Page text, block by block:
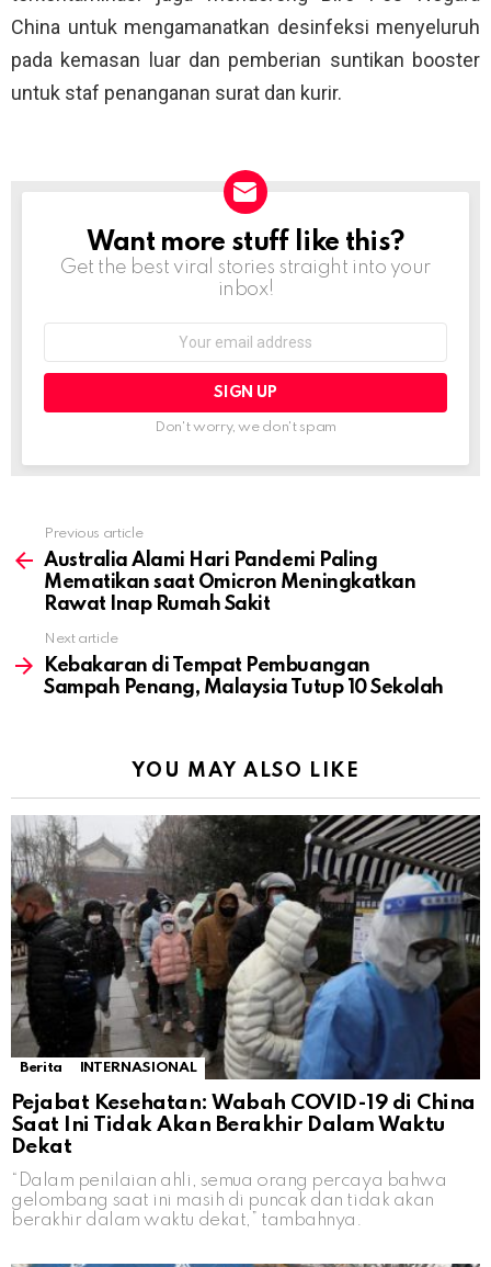
China untuk mengamanatkan desinfeksi menyeluruh
pada kemasan luar dan pemberian suntikan booster
untuk staf penanganan surat dan kurir.
NEWSLETTER
Want more stuff like this?
Get the best viral stories straight into your
inbox!
Don't worry, we don't spam
more
Previous article
Australia Alami Hari Pandemi Paling
Mematikan saat Omicron Meningkatkan
Rawat Inap Rumah Sakit
Next article
Kebakaran di Tempat Pembuangan
Sampah Penang, Malaysia Tutup 10 Sekolah
YOU MAY ALSO LIKE
Berita INTERNASIONAL
Pejabat Kesehatan: Wabah COVID-19 di China
Saat Ini Tidak Akan Berakhir Dalam Waktu
Dekat
“Dalam penilaian ahli, semua orang percaya bahwa
gelombang saat ini masih di puncak dan tidak akan
berakhir dalam waktu dekat,” tambahnya.